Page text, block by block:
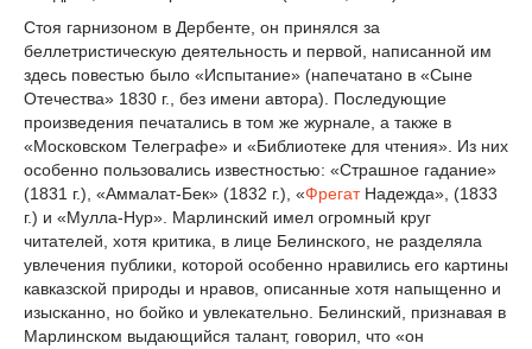
Стоя гарнизоном в Дербенте, он принялся за
беллетристическую деятельность и первой, написанной им
здесь повестью было «Испытание» (напечатано в «Сыне
Отечества» 1830 г., без имени автора). Последующие
произведения печатались в том же журнале, а также в
«Московском Телеграфе» и «Библиотеке для чтения». Из них
особенно пользовались известностью: «Страшное гадание»
(1831 г.), «Аммалат-Бек» (1832 г.), «ФрегатНадежда», (1833
г.) и «Мулла-Нур». Марлинский имел огромный круг
читателей, хотя критика, в лице Белинского, не разделяла
увлечения публики, которой особенно нравились его картины
кавказской природы и нравов, описанные хотя напыщенно и
изысканно, но бойко и увлекательно. Белинский, признавая в
Марлинском выдающийся талант, говорил, что «он